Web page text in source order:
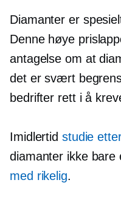
Diamanter er
Denne høye
antagelse om at
det er svært
bedrifter rett i å
Imidlertid studie
diamanter ikke bare
med rikelig.